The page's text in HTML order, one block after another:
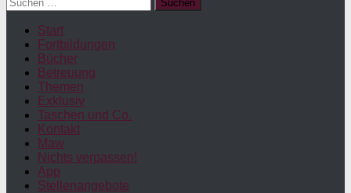
nach:
Start
Fortbildungen
Bücher
Betreuung
Themen
Exklusiv
Taschen und Co.
Kontakt
Maw
Nichts verpassen!
App
Stellenangebote